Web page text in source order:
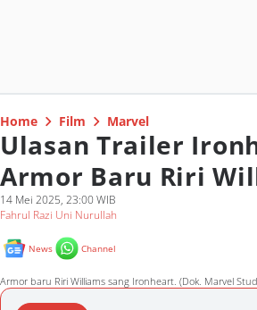
Home Film Marvel
Ulasan Trailer
Armor Baru Riri
14 Mei 2025, 23:00 WIB
Fahrul Razi Uni Nurullah
News Channel
Armor baru Riri Williams sang Ironheart. (Dok. Marvel